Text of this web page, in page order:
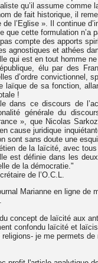
qu’il assume
de fait historique, il
de l’Eglise ». Il continue
que cette formulation n’a
compte des apports
agnostiques et athées
qui est en tout homme
élu par des
d’ordre convictionnel,
laïque de sa fonction,
!
dans ce discours de
générale du
», que Nicolas
cause juridique
sont sans doute une
de la laïcité, avec
est définie dans les
de la démocratie."
de l’O.C.L.
Marianne en ligne de
concept de laïcité aux
confondu laïcité et
je me permets